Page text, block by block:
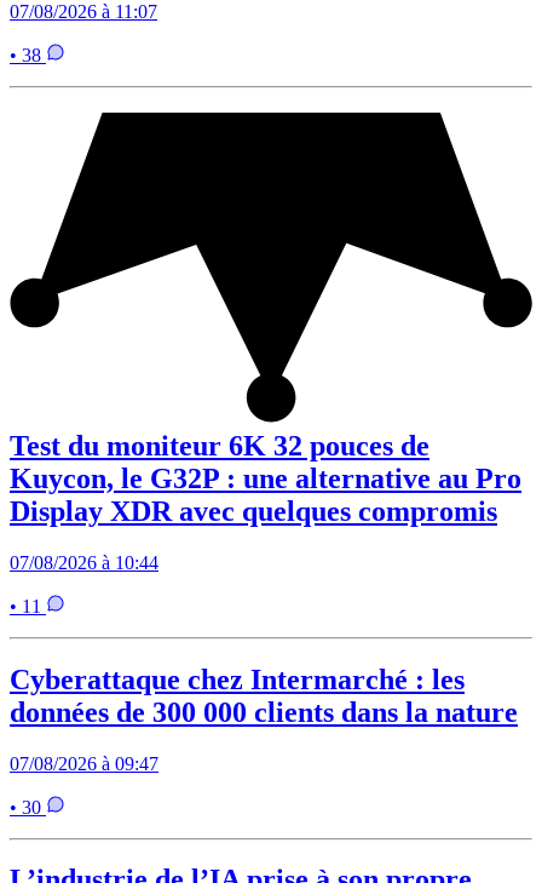
07/08/2026 à 11:07
• 38
Test du moniteur 6K 32 pouces de
Kuycon, le G32P : une alternative au Pro
Display XDR avec quelques compromis
07/08/2026 à 10:44
• 11
Cyberattaque chez Intermarché : les
données de 300 000 clients dans la nature
07/08/2026 à 09:47
• 30